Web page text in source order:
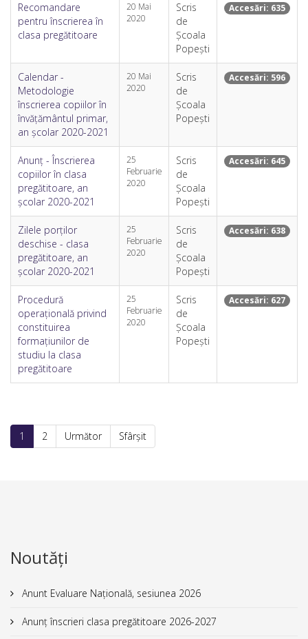
Recomandare
pentru înscrierea în
clasa pregătitoare
20 Mai
2020
Scris
de
Școala
Popești
Accesări: 635
Calendar -
Metodologie
înscrierea copiilor în
învățământul primar,
an școlar 2020-2021
20 Mai
2020
Scris
de
Școala
Popești
Accesări: 596
Anunț - Înscrierea
copiilor în clasa
pregătitoare, an
școlar 2020-2021
25
Februarie
2020
Scris
de
Școala
Popești
Accesări: 645
Zilele porților
deschise - clasa
pregătitoare, an
școlar 2020-2021
25
Februarie
2020
Scris
de
Școala
Popești
Accesări: 638
Procedură
operațională privind
constituirea
formațiunilor de
studiu la clasa
pregătitoare
25
Februarie
2020
Scris
de
Școala
Popești
Accesări: 627
1 2 Următor Sfârșit
Noutăți
Anunt Evaluare Națională, sesiunea 2026
Anunț înscrieri clasa pregătitoare 2026-2027